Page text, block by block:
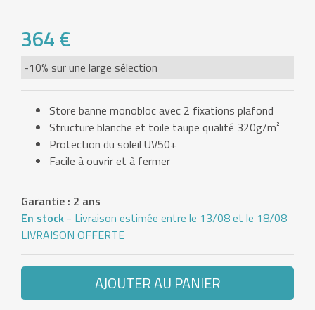
364 €
-10% sur une large sélection
Store banne monobloc avec 2 fixations plafond
Structure blanche et toile taupe qualité 320g/m²
Protection du soleil UV50+
Facile à ouvrir et à fermer
Garantie : 2 ans
En stock - Livraison estimée entre le 13/08 et le 18/08
LIVRAISON OFFERTE
AJOUTER AU PANIER